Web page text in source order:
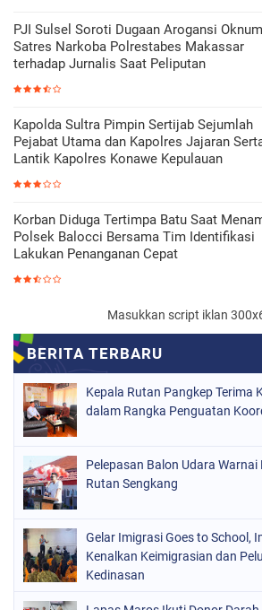
PJI Sulsel Soroti Dugaan Arogansi Oknum
Satres Narkoba Polrestabes Makassar
terhadap Jurnalis Saat Peliputan
Kapolda Sultra Pimpin Sertijab Sejumlah
Pejabat Utama dan Kapolres Jajaran
Lantik Kapolres Konawe Kepulauan
Korban Diduga Tertimpa Batu Saat
Polsek Balocci Bersama Tim Identifikasi
Lakukan Penanganan Cepat
Masukkan script iklan
Kepala Rutan Pangkep Terima
dalam Rangka Penguatan
Pelepasan Balon Udara
Rutan Sengkang
Gelar Imigrasi Goes to School,
Kenalkan Keimigrasian dan
Kedinasan